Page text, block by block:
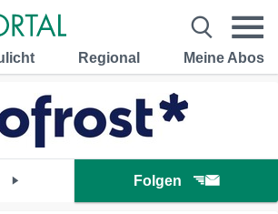
Regional Meine Abos
Folgen